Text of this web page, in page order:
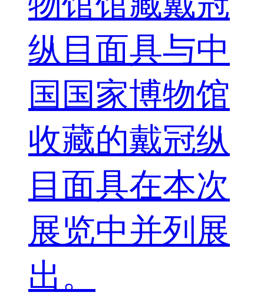
纵目面具与中
国国家博物馆
收藏的戴冠纵
目面具在本次
展览中并列展
出。